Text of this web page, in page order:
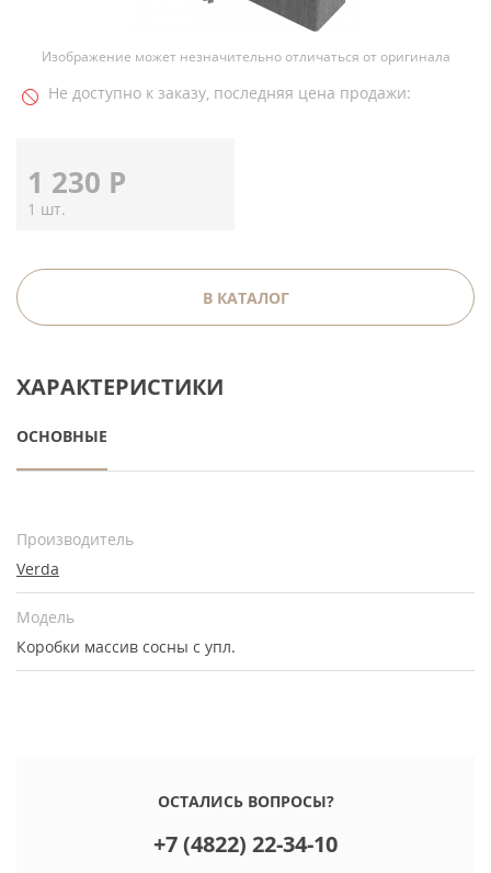
Изображение может незначительно отличаться от оригинала
Не доступно к заказу, последняя цена продажи:
1 230 Р
1 шт.
В КАТАЛОГ
ХАРАКТЕРИСТИКИ
ОСНОВНЫЕ
Производитель
Verda
Модель
Коробки массив сосны с упл.
ОСТАЛИСЬ ВОПРОСЫ?
+7 (4822) 22-34-10